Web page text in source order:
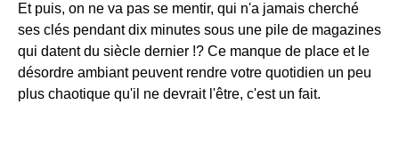
Et puis, on ne va pas se mentir, qui n'a jamais cherché
ses clés pendant dix minutes sous une pile de magazines
qui datent du siècle dernier !? Ce manque de place et le
désordre ambiant peuvent rendre votre quotidien un peu
plus chaotique qu'il ne devrait l'être, c'est un fait.